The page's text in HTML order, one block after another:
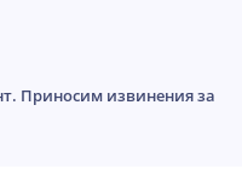
Приносим извинения за